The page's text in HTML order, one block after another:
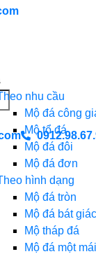
nhu cầu
Mộ đá công
Mộ tổ đá
Mộ đá đôi
Mộ đá đơn
hình dạng
Mộ đá tròn
Mộ đá bát giác
Mộ tháp đá
Mộ đá một mái